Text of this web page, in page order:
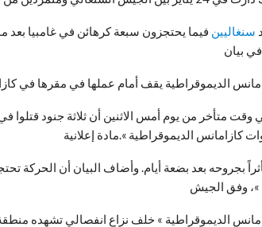
سنغاليين فيما يحتجزون سبعة كرهائن في غامبيا بعد
الديموقراطية يقف أمام عملها في مقرها في
كازامانس الديموقراطية ».مادة إعلانية
بجروحه بعد بضعة أيام. وأضاف البيان أن الحركة
الديموقراطية » خلف نزاع انفصالي تشهده